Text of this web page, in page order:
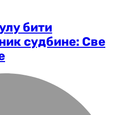
бити
судбине: Све